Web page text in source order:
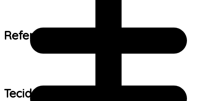
Referência de tamanho:
Tecido: